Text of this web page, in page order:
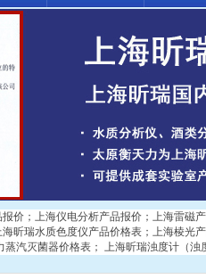
报价； 上海仪电分析产品报价； 上海雷磁
海昕瑞水质色度仪产品价格表； 上海棱光
蒸汽灭菌器价格表； 上海昕瑞浊度计（浊